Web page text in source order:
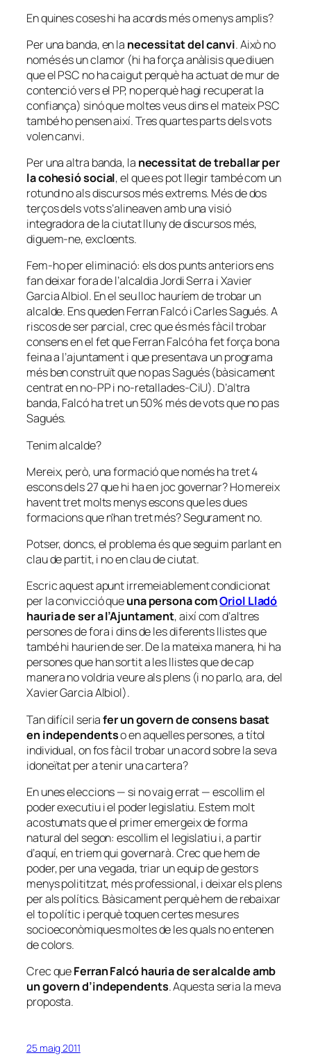
En quines coses hi ha acords més o menys amplis?
Per una banda, en la necessitat del canvi. Això no
només és un clamor (hi ha força anàlisis que diuen
que el PSC no ha caigut perquè ha actuat de mur de
contenció vers el PP, no perquè hagi recuperat la
confiança) sinó que moltes veus dins el mateix PSC
també ho pensen així. Tres quartes parts dels vots
volen canvi.
Per una altra banda, la necessitat de treballar per
la cohesió social, el que es pot llegir també com un
rotund no als discursos més extrems. Més de dos
terços dels vots s’alineaven amb una visió
integradora de la ciutat lluny de discursos més,
diguem-ne, excloents.
Fem-ho per eliminació: els dos punts anteriors ens
fan deixar fora de l’alcaldia Jordi Serra i Xavier
Garcia Albiol. En el seu lloc hauríem de trobar un
alcalde. Ens queden Ferran Falcó i Carles Sagués. A
riscos de ser parcial, crec que és més fàcil trobar
consens en el fet que Ferran Falcó ha fet força bona
feina a l’ajuntament i que presentava un programa
més ben construït que no pas Sagués (bàsicament
centrat en no-PP i no-retallades-CiU). D’altra
banda, Falcó ha tret un 50% més de vots que no pas
Sagués.
Tenim alcalde?
Mereix, però, una formació que només ha tret 4
escons dels 27 que hi ha en joc governar? Ho mereix
havent tret molts menys escons que les dues
formacions que n’han tret més? Segurament no.
Potser, doncs, el problema és que seguim parlant en
clau de partit, i no en clau de ciutat.
Escric aquest apunt irremeiablement condicionat
per la convicció queuna persona comOriol Lladó
hauria de ser a l’Ajuntament, així com d’altres
persones de fora i dins de lesdiferentsllistes que
també hi haurien de ser. De la mateixa manera, hi ha
persones que han sortit a les llistes que de cap
manera no voldria veure als plens (i no parlo, ara, del
Xavier Garcia Albiol).
Tan difícil seriafer un govern de consens basat
en independentso en aquelles persones, a títol
individual, on fos fàcil trobar un acord sobre la seva
idoneïtat per a tenir una cartera?
En unes eleccions — si no vaig errat — escollim el
poder executiu i el poder legislatiu. Estem molt
acostumats que el primer emergeix de forma
natural del segon: escollim el legislatiu i, a partir
d’aquí, en triem qui governarà. Crec que hem de
poder, per una vegada, triar un equip de gestors
menys polititzat, més professional, i deixar els plens
per als polítics. Bàsicament perquè hem de rebaixar
el to polític i perquè toquen certes mesures
socioeconòmiques moltes de les quals no entenen
de colors.
Crec queFerran Falcó hauria de ser alcalde amb
un govern d’independents. Aquesta seria la meva
proposta.
25 maig 2011